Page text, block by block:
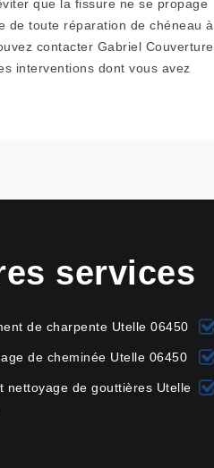
que la fissure ne se propage
de toute réparation de chéneau à
contacter Gabriel Couverture
interventions dont vous avez
services
de charpente Utelle 06450
de cheminée Utelle 06450
nettoyage de gouttières Utelle